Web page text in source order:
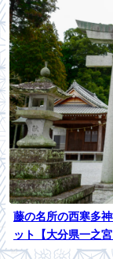
藤の名所の西寒多
ット【大分県一之宮